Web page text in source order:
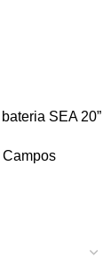
SEA 20”
Campos